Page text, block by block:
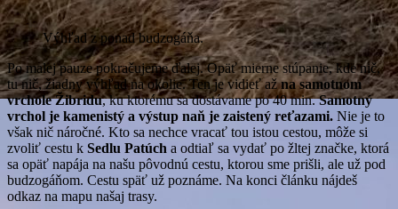
Výhľad z ponad budzogáňa.
Po malej pauze pokračujeme ďalej. Opäť mierne stúpanie, kde nič,
tu nič, žiadny výhľad na okolie. Ten je vidieť ažna samotnom
vrchole Žibridu, ku ktorému sa dostávame po 40 min.Samotný
vrchol je kamenistý a výstup naň je zaistený reťazami. Nie je to
však nič náročné. Kto sa nechce vracať tou istou cestou, môže si
zvoliť cestu k Sedlu Patúch a odtiaľ sa vydať po žltej značke, ktorá
sa opäť napája na našu pôvodnú cestu, ktorou sme prišli, ale už pod
budzogáňom. Cestu späť už poznáme. Na konci článku nájdeš
odkaz na mapu našaj trasy.